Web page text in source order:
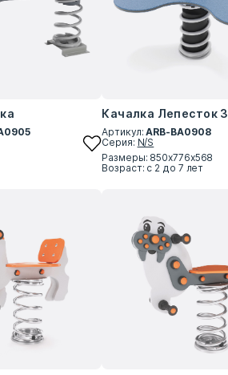
Качалка Лепесток 3
Артикул:ARB-BA0908
Серия: N/S
Размеры: 850x776x568
Возраст: с 2 до 7 лет